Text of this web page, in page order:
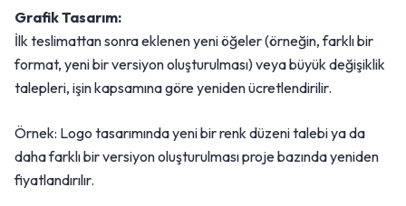
Grafik Tasarım:
İlk teslimattan sonra eklenen yeni öğeler (örneğin, farklı bir
format, yeni bir versiyon oluşturulması) veya büyük değişiklik
talepleri, işin kapsamına göre yeniden ücretlendirilir.
Örnek: Logo tasarımında yeni bir renk düzeni talebi ya da
daha farklı bir versiyon oluşturulması proje bazında yeniden
fiyatlandırılır.